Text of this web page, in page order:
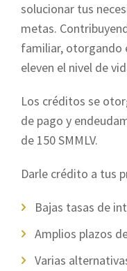
solucionar tus
metas.
familiar, otorgando
eleven el nivel de
Los créditos se
de pago y
de 150 SMMLV.
Darle crédito a tus
Bajas tasas de
Amplios plazos
Varias